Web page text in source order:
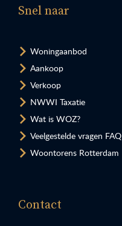
Snel naar
Woningaanbod
Aankoop
Verkoop
NWWI Taxatie
Wat is WOZ?
Veelgestelde vragen FAQ
Woontorens Rotterdam
Contact